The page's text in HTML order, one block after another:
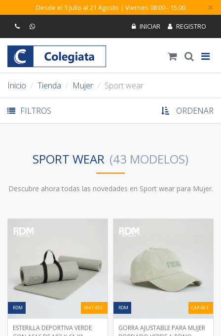
Desde el 3 Julio al 21 Agosto | Viernes 08:00 - 15:00 ×
Inicio Tienda Mujer Sport wear
FILTROS ORDENAR
SPORT WEAR
Descubre ahora todas las novedades en Sport wear para
RDM MAT-002 RDM CAP-003